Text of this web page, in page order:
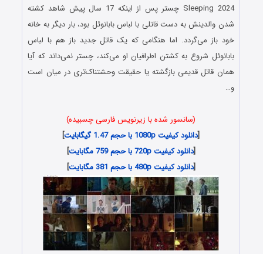
Sleeping 2024 چستر پس از اینکه 17 سال پیش شاهد کشته
شدن والدینش به دست قاتلی با لباس بابانوئل بود، بار دیگر به خانه
خود باز می‌گردد. اما هنگامی که یک قاتل جدید باز هم با لباس
بابانوئل شروع به کشتن اطرافیان او می‌کند، چستر نمی‌داند که آیا
همان قاتل قدیمی بازگشته یا حقیقت وحشتناک‌تری در میان است
و…
(سانسور شده با زیرنویس فارسی چسبیده)
[دانلود کیفیت 1080p با حجم 1.47 گیگابایت
]
[دانلود کیفیت 720p با حجم 759 مگابایت
]
[دانلود کیفیت 480p با حجم 381 مگابایت ]